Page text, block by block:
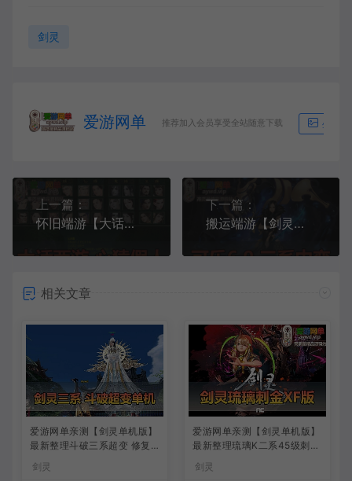
剑灵
爱游网单 推荐加入会员享受全站随意下载 生成海
上一篇：
怀旧端游【大话西游】心猿假人虚拟机一键端GM后台可刷物品元宝亲测录制视频安装教程
下一篇：
搬运端游【剑灵三系】可乐更新6.1中变单机版虚拟机一键端GM工具亲测视频安装教程
相关文章
爱游网单亲测【剑灵单机版】
最新整理斗破三系超变 修复4
伤 切割 无限内力 特色装备 内
剑灵
爱游网单亲测【剑灵单机版】
最新整理琉璃K二系45级刺金
工具 视频安装教学 虚拟机一
剑灵